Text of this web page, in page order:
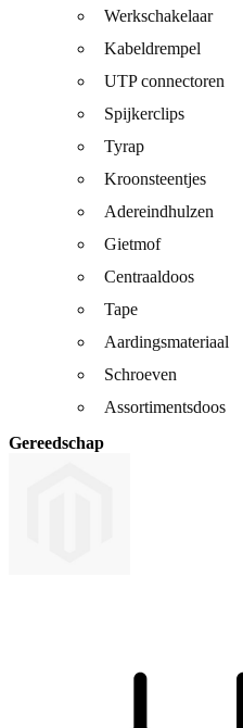
Werkschakelaar
Kabeldrempel
UTP connectoren
Spijkerclips
Tyrap
Kroonsteentjes
Adereindhulzen
Gietmof
Centraaldoos
Tape
Aardingsmateriaal
Schroeven
Assortimentsdoos
Gereedschap